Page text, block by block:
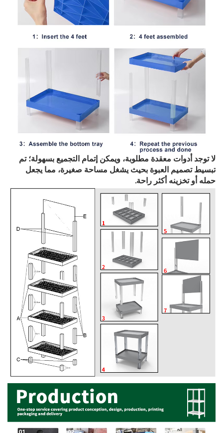
لا توجد أدوات معقدة مطلوبة، ويمكن إتمام التجميع بسهولة؛ تم
تبسيط تصميم العبوة بحيث يشغل مساحة صغيرة، مما يجعل
حمله أو تخزينه أكثر راحة.